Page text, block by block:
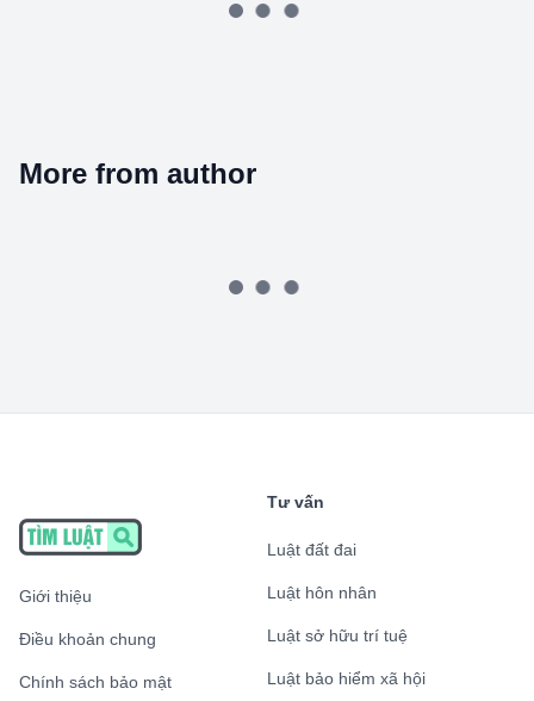
More from author
Giới thiệu
Điều khoản chung
Chính sách bảo mật
Tư vấn
Luật đất đai
Luật hôn nhân
Luật sở hữu trí tuệ
Luật bảo hiểm xã hội